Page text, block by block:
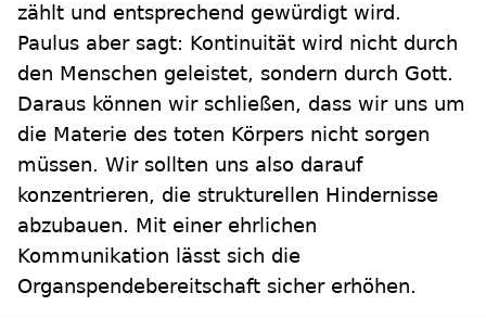
zählt und entsprechend gewürdigt wird.
Paulus aber sagt: Kontinuität wird nicht durch
den Menschen geleistet, sondern durch Gott.
Daraus können wir schließen, dass wir uns um
die Materie des toten Körpers nicht sorgen
müssen. Wir sollten uns also darauf
konzentrieren, die strukturellen Hindernisse
abzubauen. Mit einer ehrlichen
Kommunikation lässt sich die
Organspendebereitschaft sicher erhöhen.